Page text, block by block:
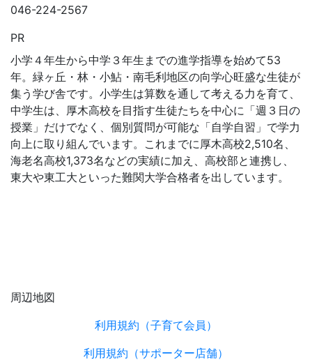
046-224-2567
PR
小学４年生から中学３年生までの進学指導を始めて53
年。緑ヶ丘・林・小鮎・南毛利地区の向学心旺盛な生徒が
集う学び舎です。小学生は算数を通して考える力を育て、
中学生は、厚木高校を目指す生徒たちを中心に「週３日の
授業」だけでなく、個別質問が可能な「自学自習」で学力
向上に取り組んでいます。これまでに厚木高校2,510名、
海老名高校1,373名などの実績に加え、高校部と連携し、
東大や東工大といった難関大学合格者を出しています。
周辺地図
利用規約（子育て会員）
利用規約（サポーター店舗）